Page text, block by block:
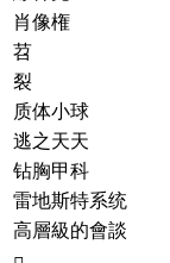
肖像権
苕
裂
质体小球
逃之天天
钻胸甲科
雷地斯特系统
高層級的會談